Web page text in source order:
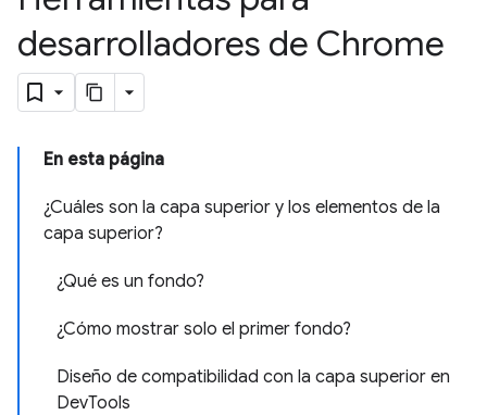
desarrolladores de Chrome
En esta página
¿Cuáles son la capa superior y los elementos de la
capa superior?
¿Qué es un fondo?
¿Cómo mostrar solo el primer fondo?
Diseño de compatibilidad con la capa superior en
DevTools